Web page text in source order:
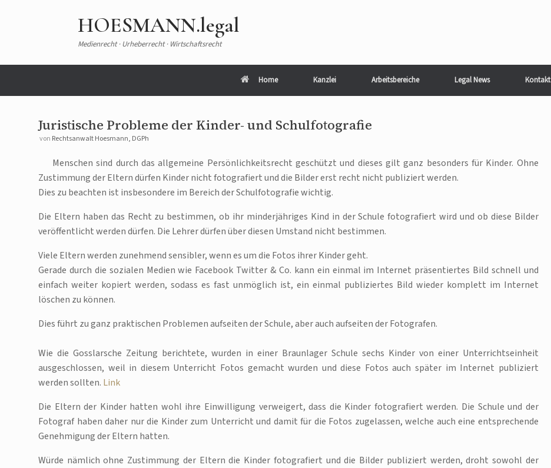
HOESMANN.legal
Medienrecht · Urheberrecht · Wirtschaftsrecht
Home Kanzlei Arbeitsbereiche Legal News Kontakt
Juristische Probleme der Kinder- und Schulfotografie
von Rechtsanwalt Hoesmann, DGPh
Menschen sind durch das allgemeine Persönlichkeitsrecht geschützt und dieses gilt ganz besonders für Kinder. Ohne
Zustimmung der Eltern dürfen Kinder nicht fotografiert und die Bilder erst recht nicht publiziert werden.
Dies zu beachten ist insbesondere im Bereich der Schulfotografie wichtig.
Die Eltern haben das Recht zu bestimmen, ob ihr minderjähriges Kind in der Schule fotografiert wird und ob diese Bilder
veröffentlicht werden dürfen. Die Lehrer dürfen über diesen Umstand nicht bestimmen.
Viele Eltern werden zunehmend sensibler, wenn es um die Fotos ihrer Kinder geht.
Gerade durch die sozialen Medien wie Facebook Twitter & Co. kann ein einmal im Internet präsentiertes Bild schnell und
einfach weiter kopiert werden, sodass es fast unmöglich ist, ein einmal publiziertes Bild wieder komplett im Internet
löschen zu können.
Dies führt zu ganz praktischen Problemen aufseiten der Schule, aber auch aufseiten der Fotografen.
Wie die Gosslarsche Zeitung berichtete, wurden in einer Braunlager Schule sechs Kinder von einer Unterrichtseinheit
ausgeschlossen, weil in diesem Unterricht Fotos gemacht wurden und diese Fotos auch später im Internet publiziert
werden sollten. Link
Die Eltern der Kinder hatten wohl ihre Einwilligung verweigert, dass die Kinder fotografiert werden. Die Schule und der
Fotograf haben daher nur die Kinder zum Unterricht und damit für die Fotos zugelassen, welche auch eine entsprechende
Genehmigung der Eltern hatten.
Würde nämlich ohne Zustimmung der Eltern die Kinder fotografiert und die Bilder publiziert werden, droht sowohl der